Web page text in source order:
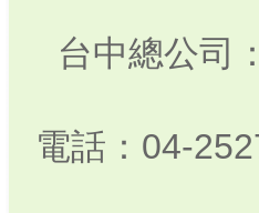
台中總公司
電話：04-